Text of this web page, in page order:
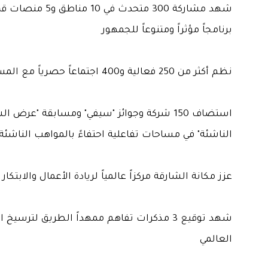
شهد مشاركة 300 متحدث في 10
برنامجاً مؤثراً ومتنوعاً للجمهور
نظم أكثر من 250 فعالية و400 اجتماعاً حصرياً مع المستثمربن
استضاف 150 شركة وجوائز "سيفي" ومسابقة "عرض
الناشئة" في مساحات تفاعلية احتفاءً بالمواهب
عزز مكانة الشارقة مركزاً عالمياً لريادة الأعمال والابتكار
شهد توقيع 3 مذكرات تفاهم ممهداً الطريق
العالمي